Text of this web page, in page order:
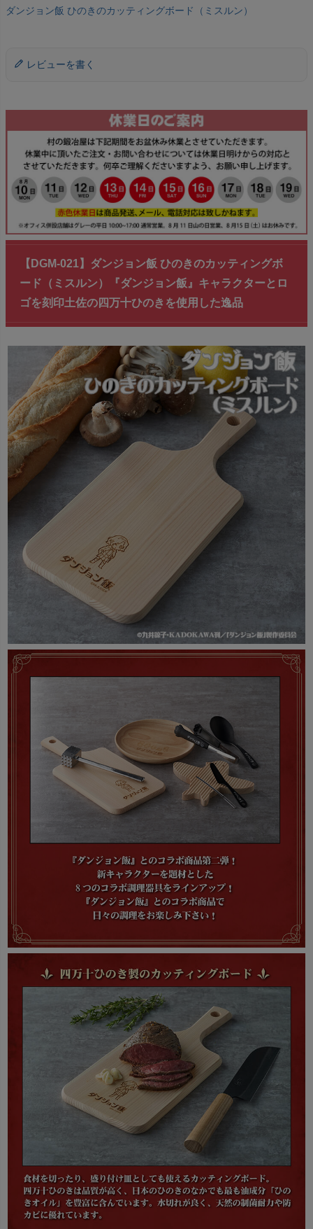
ダンジョン飯 ひのきのカッティングボード（ミスルン）
レビューを書く
【DGM-021】ダンジョン飯 ひのきのカッティングボ
ード（ミスルン）『ダンジョン飯』キャラクターとロ
ゴを刻印土佐の四万十ひのきを使用した逸品